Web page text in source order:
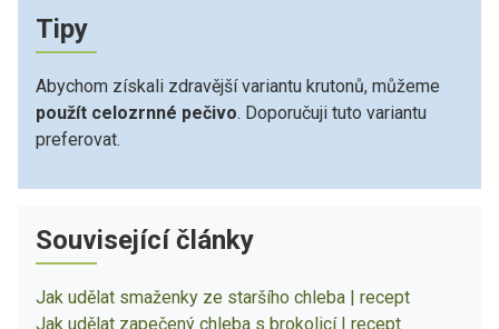
Tipy
Abychom získali zdravější variantu krutonů, můžeme
použít celozrnné pečivo. Doporučuji tuto variantu
preferovat.
Související články
Jak udělat smaženky ze staršího chleba | recept
Jak udělat zapečený chleba s brokolicí | recept